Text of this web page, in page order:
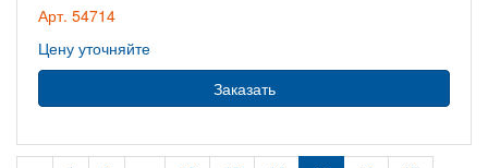
Арт. 54714
Цену уточняйте
Заказать